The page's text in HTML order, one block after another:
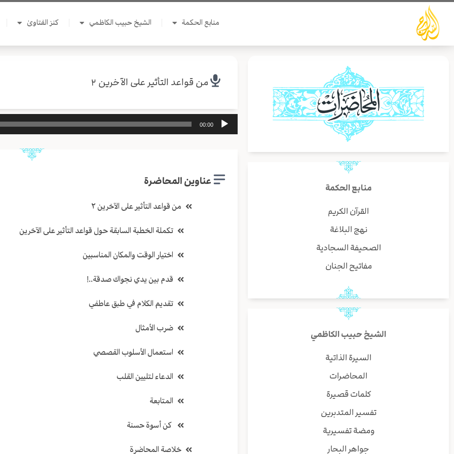
تخطي
المحتوى
منابع الحكمة الشيخ حبيب الكاظمي كنز الفتاوىٰ
منابع الحكمة
القرآن الكريم
نهج البلاغة
الصحيفة السجادية
مفاتيح الجنان
الشيخ حبيب الكاظمي
السيرة الذاتية
المحاضرات
كلمات قصيرة
تفسير المتدبرين
ومضة تفسيرية
جواهر البحار
من قواعد التأثير على الآخرين ٢
مشغل
00:00
عناوين المحاضرة
من قواعد التأثير على الآخرين ٢
تكملة الخطبة السابقة حول قواعد التأثير على الآخرين
اختيار الوقت والمكان المناسبين
قدم بين يدي نجواك صدقة..!
تقديم الكلام في طبق عاطفي
ضرب الأمثال
استعمال الأسلوب القصصي
الدعاء لتليين القلب
المتابعة
كن أسوة حسنة
خلاصة المحاضرة